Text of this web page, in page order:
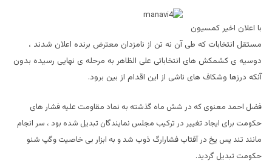
با اعلان اخیر کمسیون
مستقل انتخابات که طی آن نه تن از نامزدان معترض برنده اعلان شدند ،
دوسیه ی کشمکش های انتخاباتی علی الظاهر به مرحله ی نهایی رسیده بدون
آنکه درزها وشکاف های ناشی از این اقدام از بین برود.
فضل احمد معنوی که در شش ماه گذشته به نماد مقاومت علیه فشار های
حکومت برای ایجاد تغییر در ترکیب مجلس نمایندگان تبدیل شده بود ، سر انجام
مانند تند یس یخ در آفتاب فشارارگ ذوب شد و به ابزار بی خاصیت وگپ شنو
حکومت تبدیل گردید.